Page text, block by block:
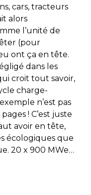
cars, tracteurs
alors
l’unité de
(pour
ont ça en tête.
dans les
croit tout savoir,
charge-
n’est pas
! C’est juste
avoir en tête,
écologiques que
20 x 900 MWe…